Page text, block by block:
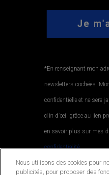
*En renseignant mon
newsletters cochées.
confidentielle et ne sera
clin d'œil grâce au lien
en savoir plus sur mes
confidentialité..
Nous utilisons des cookies pour
publicités, pour proposer des